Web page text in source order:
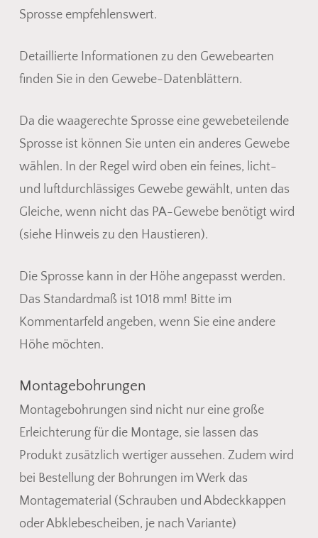
Sprosse empfehlenswert.
Detaillierte Informationen zu den Gewebearten
finden Sie in den Gewebe-Datenblättern.
Da die waagerechte Sprosse eine gewebeteilende
Sprosse ist können Sie unten ein anderes Gewebe
wählen. In der Regel wird oben ein feines, licht-
und luftdurchlässiges Gewebe gewählt, unten das
Gleiche, wenn nicht das PA-Gewebe benötigt wird
(siehe Hinweis zu den Haustieren).
Die Sprosse kann in der Höhe angepasst werden.
Das Standardmaß ist 1018 mm! Bitte im
Kommentarfeld angeben, wenn Sie eine andere
Höhe möchten.
Montagebohrungen
Montagebohrungen sind nicht nur eine große
Erleichterung für die Montage, sie lassen das
Produkt zusätzlich wertiger aussehen. Zudem wird
bei Bestellung der Bohrungen im Werk das
Montagematerial (Schrauben und Abdeckkappen
oder Abklebescheiben, je nach Variante)